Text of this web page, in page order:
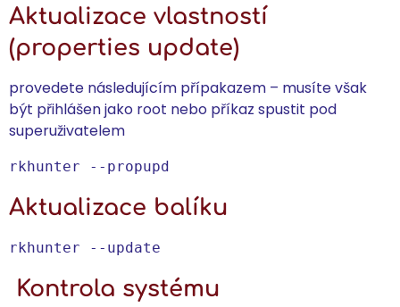
Aktualizace vlastností
(properties update)
provedete následujícím přípakazem – musíte však
být přihlášen jako root nebo příkaz spustit pod
superuživatelem
rkhunter --propupd
Aktualizace balíku
rkhunter --update
Kontrola systému